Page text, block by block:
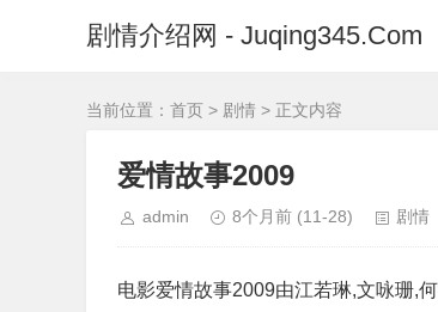
剧情介绍网 - Juqing345.Com
当前位置： 首页 > 剧情 > 正文内容
爱情故事2009
admin 8个月前 (11-28) 剧情
电影爱情故事2009由江若琳,文咏珊,